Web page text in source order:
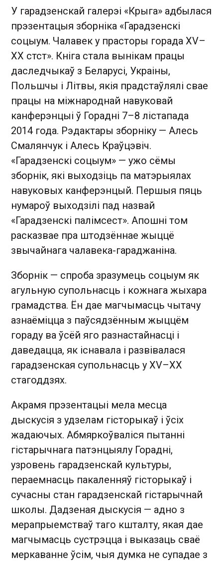
У гарадзенскай галерэі «Крыга» адбылася
прэзентацыя зборніка «Гарадзенскі
соцыум. Чалавек у прасторы горада XV–
XX стст». Кніга стала вынікам працы
даследчыкаў з Беларусі, Украіны,
Польшчы і Літвы, якія прадстаўлялі свае
працы на міжнароднай навуковай
канферэнцыі ў Горадні 7–8 лістапада
2014 года. Рэдактары зборніку — Алесь
Смалянчук і Алесь Краўцэвіч.
«Гарадзенскі соцыум» — ужо сёмы
зборнік, які выходзіць па матэрыялах
навуковых канферэнцый. Першыя пяць
нумароў выходзілі пад назвай
«Гарадзенскі палімсест». Апошні том
расказвае пра штодзённае жыццё
звычайнага чалавека-гараджаніна.
Зборнік — спроба зразумець соцыум як
агульную супольнасць і кожнага жыхара
грамадства. Ён дае магчымасць чытачу
азнаёміцца з паўсядзённым жыццём
гораду ва ўсёй яго разнастайнасці і
даведацца, як існавала і развівалася
гарадзенская супольнасць у XV–XX
стагоддзях.
Акрамя прэзентацыі мела месца
дыскусія з удзелам гісторыкаў і ўсіх
жадаючых. Абмяркоўваліся пытанні
гістарычнага патэнцыялу Горадні,
узровень гарадзенскай культуры,
пераемнасць пакаленняў гісторыкаў і
сучасны стан гарадзенскай гістарычнай
школы. Дадзеная дыскусія — адно з
мерапрыемстваў таго кшталту, якая дае
магчымасць сустрэцца і выказаць сваё
меркаванне ўсім, чыя думка не супадае з